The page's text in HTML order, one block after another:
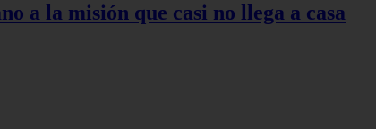
a la misión que casi no llega a casa